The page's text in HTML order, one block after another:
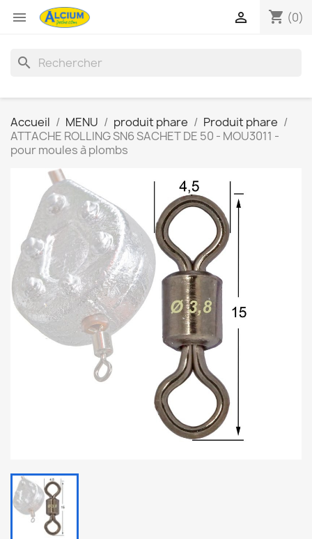
 shopping_cart (0)

search
Accueil MENU produit phare
Produit phare
ATTACHE ROLLING SN6 SACHET DE 50 - MOU3011 -
pour moules à plombs